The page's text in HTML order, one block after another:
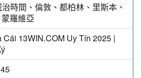
時間、倫敦、都柏林、里斯本、
羅維亞
Cái 13WIN.COM Uy Tín 2025 |